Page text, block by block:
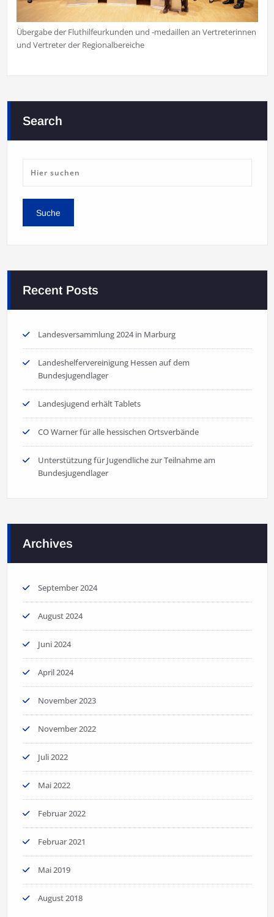
Übergabe der Fluthilfeurkunden und -medaillen an Vertreterinnen
und Vertreter der Regionalbereiche
Search
Recent Posts
Landesversammlung 2024 in Marburg
Landeshelfervereinigung Hessen auf dem
Bundesjugendlager
Landesjugend erhält Tablets
CO Warner für alle hessischen Ortsverbände
Unterstützung für Jugendliche zur Teilnahme am
Bundesjugendlager
Archives
September 2024
August 2024
Juni 2024
April 2024
November 2023
November 2022
Juli 2022
Mai 2022
Februar 2022
Februar 2021
Mai 2019
August 2018